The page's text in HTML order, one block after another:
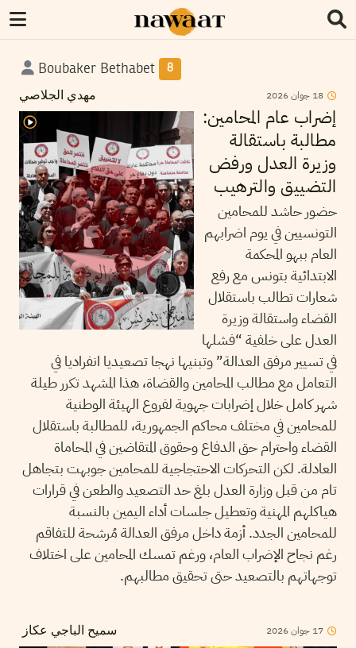
Boubaker Bethabet 8
مهدي الجلاصي 18 جوان2026
إضراب عام المحامين:
مطالبة باستقالة
وزيرة العدل ورفض
التضييق والترهيب
حضور حاشد للمحامين
التونسيين في يوم اضرابهم
العام ببهو المحكمة
الابتدائية بتونس مع رفع
شعارات تطالب باستقلال
القضاء واستقالة وزيرة
العدل على خلفية “فشلها
في تسيير مرفق العدالة” وتبنيها نهجا تصعيديا انفراديا في
التعامل مع مطالب المحامين والقضاة، هذا المشهد تكرر طيلة
شهر كامل خلال إضرابات جهوية لفروع الهيئة الوطنية
للمحامين في مختلف محاكم الجمهورية، للمطالبة باستقلال
القضاء واحترام حق الدفاع وحقوق المتقاضين في المحاماة
العادلة. لكن التحركات الاحتجاجية للمحامين جوبهت بتجاهل
تام من قبل وزارة العدل بلغ حد التصعيد والطعن في قرارات
هياكلهم المهنية وتعطيل جلسات أداء اليمين بالنسبة
للمحامين الجدد. أزمة داخل مرفق العدالة مُرشحة للتفاقم
رغم نجاح الإضراب العام، ورغم تمسك المحامين على اختلاف
توجهاتهم بالتصعيد حتى تحقيق مطالبهم.
سميح الباجي عكاز 17 جوان2026